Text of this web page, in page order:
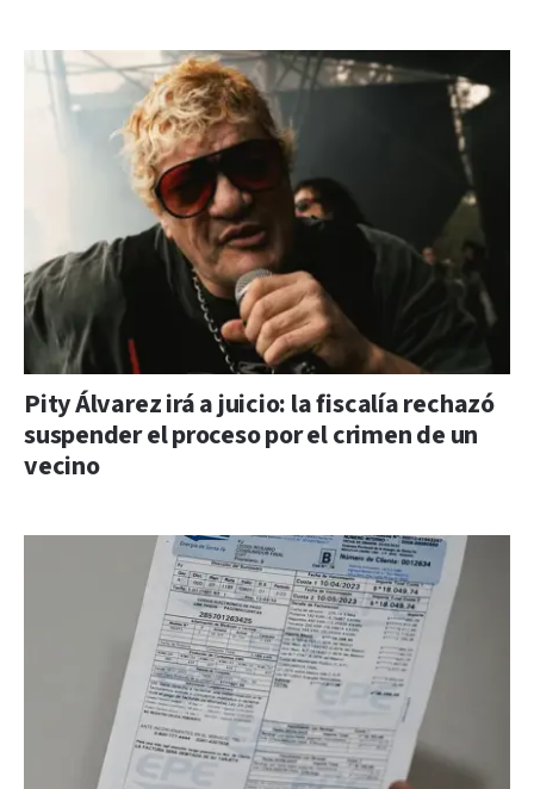
Pity Álvarez irá a juicio: la fiscalía rechazó
suspender el proceso por el crimen de un
vecino